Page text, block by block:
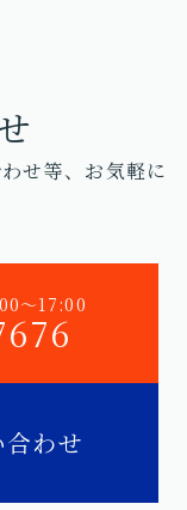
せ等、お気軽に
〜17:00
わせ